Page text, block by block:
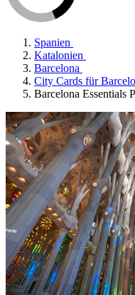
Spanien
Katalonien
Barcelona
City Cards für
Barcelona Essentials